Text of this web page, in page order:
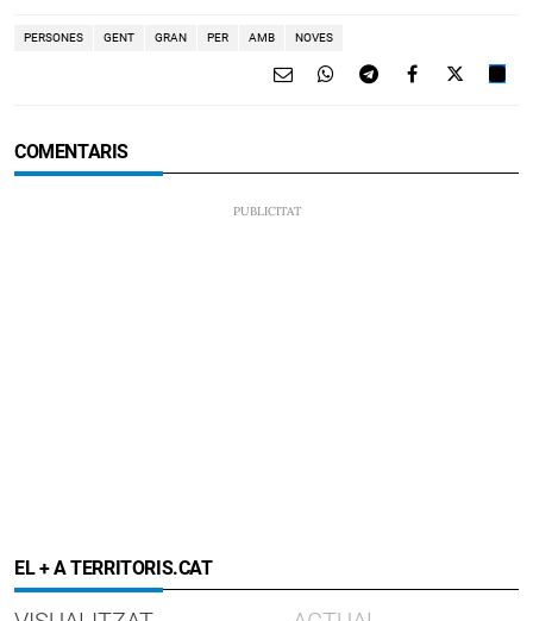
PERSONES GENT GRAN PER AMB NOVES
COMENTARIS
EL + A TERRITORIS.CAT